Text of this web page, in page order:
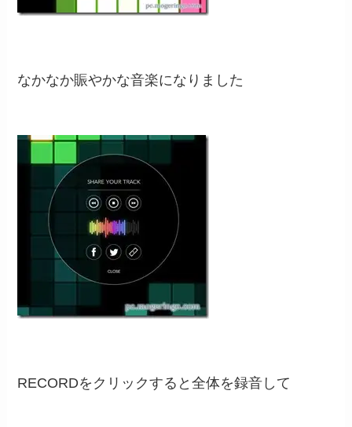
なかなか賑やかな音楽になりました
RECORDをクリックすると全体を録音して